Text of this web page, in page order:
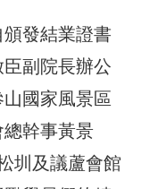
發結業證書
副院長辦公
國家風景區
幹事黃景
圳及議蘆會館